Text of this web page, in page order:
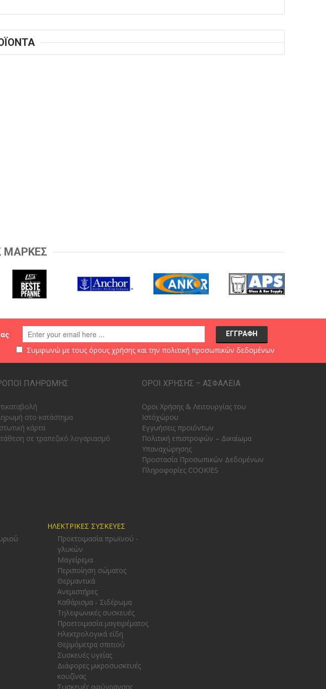
ΜΑΡΚΕΣ
Συμφωνώ με τους όρους χρήσηςκαι την πολιτική προσωπικών δεδομένων
ΠΛΗΡΩΜΗΣ
στο κατάστημα
κάρτα
σε τραπεζικό λογαριασμό
ΟΡΟΙ ΧΡΗΣΗΣ – ΑΣΦΑΛΕΙΑ
Οροι Χρήσης & Λειτουργίας του
Ιστόχώρου
Εγγυήσεις προϊόντων
Πολιτική επιστροφών – Δικαίωμα
Υπαναχώρησης
Προστασία Προσωπικών Δεδομένων
Πληροφορίες COOKIES
ΗΛΕΚΤΡΙΚΕΣ ΣΥΣΚΕΥΕΣ
Προετοιμασία πρωϊνού -
γλυκών
Μαγείρεμα
Περιποίηση σώματος
Θερμαντικά
Ανεμιστήρες
Καθάρισμα - Σιδέρωμα
Τηλεφωνικές συσκευές
Προετοιμασία μαγειρέματος
Ηλεκτρολογικά είδη
Θερμόμετρα σπιτιού
Συσκευές υγείας
Διάφορες μικροσυσκευές
κουζίνας
Συσκευές αφύγρανσης